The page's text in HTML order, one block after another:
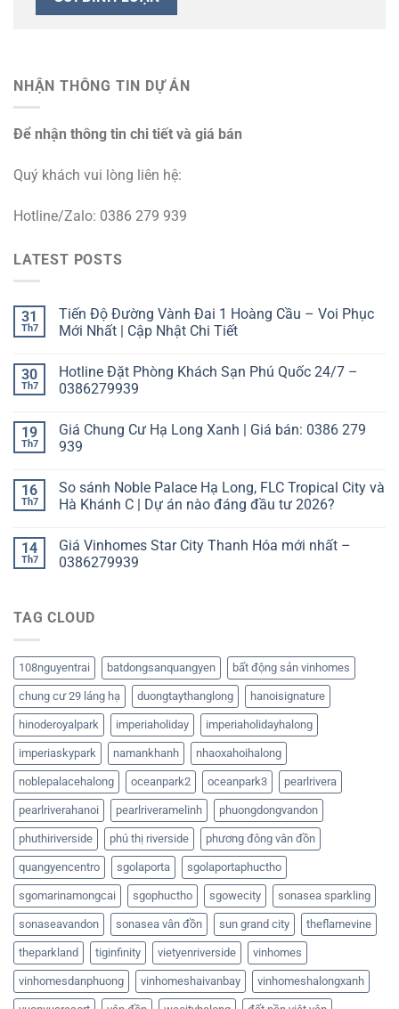
NHẬN THÔNG TIN DỰ ÁN
Để nhận thông tin chi tiết và giá bán
Quý khách vui lòng liên hệ:
Hotline/Zalo: 0386 279 939
LATEST POSTS
31
Th7
Tiến Độ Đường Vành Đai 1 Hoàng Cầu – Voi Phục
Mới Nhất | Cập Nhật Chi Tiết
30
Th7
Hotline Đặt Phòng Khách Sạn Phú Quốc 24/7 –
0386279939
19
Th7
Giá Chung Cư Hạ Long Xanh | Giá bán: 0386 279
939
16
Th7
So sánh Noble Palace Hạ Long, FLC Tropical City và
Hà Khánh C | Dự án nào đáng đầu tư 2026?
14
Th7
Giá Vinhomes Star City Thanh Hóa mới nhất –
0386279939
TAG CLOUD
108nguyentrai batdongsanquangyen bất động sản vinhomes
chung cư 29 láng hạ duongtaythanglong hanoisignature
hinoderoyalpark imperiaholiday imperiaholidayhalong
imperiaskypark namankhanh nhaoxahoihalong
noblepalacehalong oceanpark2 oceanpark3 pearlrivera
pearlriverahanoi pearlriveramelinh phuongdongvandon
phuthiriverside phú thị riverside phương đông vân đồn
quangyencentro sgolaporta sgolaportaphuctho
sgomarinamongcai sgophuctho sgowecity sonasea sparkling
sonaseavandon sonasea vân đồn sun grand city theflamevine
theparkland tiginfinity vietyenriverside vinhomes
vinhomesdanphuong vinhomeshaivanbay vinhomeshalongxanh